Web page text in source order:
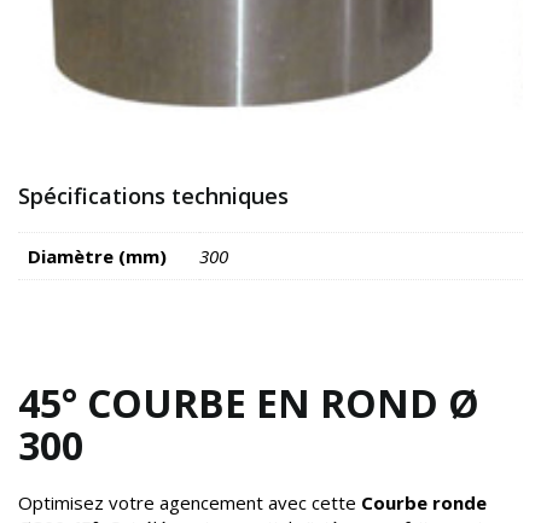
Spécifications techniques
Diamètre (mm) 300
45° COURBE EN ROND Ø
300
Optimisez votre agencement avec cette Courbe ronde